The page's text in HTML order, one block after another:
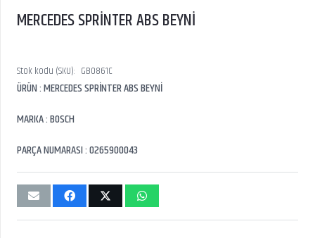
MERCEDES SPRİNTER ABS BEYNİ
Stok kodu (SKU): GB0861C
ÜRÜN : MERCEDES SPRİNTER ABS BEYNİ
MARKA : BOSCH
PARÇA NUMARASI : 0265900043